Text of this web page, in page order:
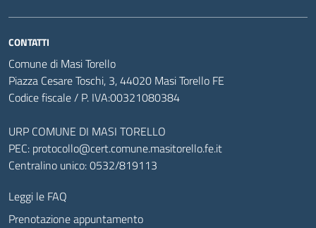
CONTATTI
Comune di Masi Torello
Piazza Cesare Toschi, 3, 44020 Masi Torello FE
Codice fiscale / P. IVA:00321080384
URP COMUNE DI MASI TORELLO
PEC: protocollo@cert.comune.masitorello.fe.it
Centralino unico: 0532/819113
Leggi le FAQ
Prenotazione appuntamento